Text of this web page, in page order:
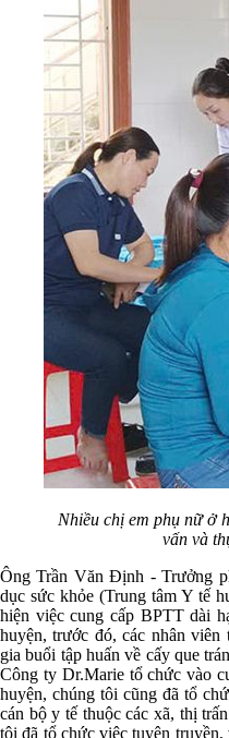
Nhiều chị em phụ nữ ở
vấn và
Ông Trần Văn Định - Trưởng
dục sức khỏe (Trung tâm Y tế
hiện việc cung cấp BPTT dài
huyện, trước đó, các nhân viên
gia buổi tập huấn về cấy que
Công ty Dr.Marie tổ chức vào
huyện, chúng tôi cũng đã tổ
cán bộ y tế thuộc các xã, thị
tôi đã tổ chức việc tuyên